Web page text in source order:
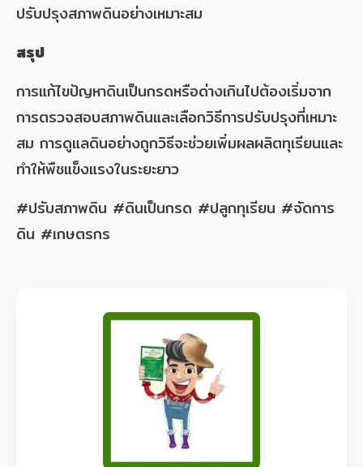
ปรับปรุงสภาพดินอย่างเหมาะสม
สรุป
การแก้ไขปัญหาดินเป็นกรดหรือด่างเกินไปต้องเริ่มจาก
การตรวจสอบสภาพดินและเลือกวิธีการปรับปรุงที่เหมาะ
สม การดูแลดินอย่างถูกวิธีจะช่วยเพิ่มผลผลิตทุเรียนและ
ทำให้พืชแข็งแรงในระยะยาว
#ปรับสภาพดิน #ดินเป็นกรด #ปลูกทุเรียน #จัดการ
ดิน #เกษตรกร